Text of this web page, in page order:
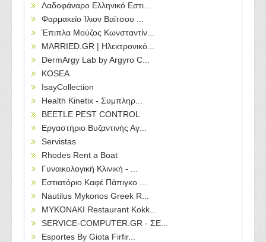
Λαδοφάναρο Ελληνικό Εστι...
Φαρμακείο Ίλιον Βαϊτσου ...
Έπιπλα Μούζος Κωνσταντίν...
MARRIED.GR | Ηλεκτρονικό...
DermArgy Lab by Argyro C...
KOSEA
IsayCollection
Health Kinetix - Συμπληρ...
BEETLE PEST CONTROL
Εργαστήριο Βυζαντινής Αγ...
Servistas
Rhodes Rent a Boat
Γυναικολογική Κλινική - ...
Εστιατόριο Καφέ Πάπιγκο ...
Nautilus Mykonos Greek R...
MYKONAKI Restaurant Kokk...
SERVICE-COMPUTER.GR - ΣΕ...
Esportes By Giota Firfir...